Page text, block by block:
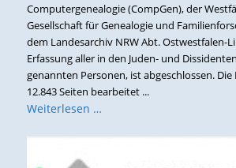
Computergenealogie (CompGen), der
Gesellschaft für Genealogie und
dem Landesarchiv NRW Abt. Ostwestfalen-
Erfassung aller in den Juden- und
genannten Personen, ist abgeschlossen.
12.843 Seiten bearbeitet ...
Weiterlesen …